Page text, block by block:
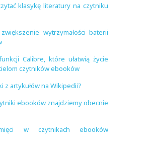
klasykę literatury na czytniku
wytrzymałości baterii
Calibre, które ułatwią życie
czytników ebooków
z artykułów na Wikipedii?
ebooków znajdziemy obecnie
w czytnikach ebooków